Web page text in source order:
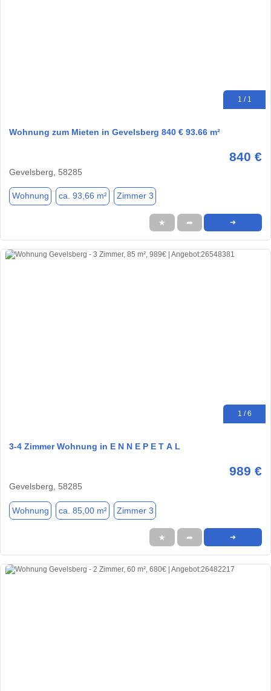
1 / 1
Wohnung zum Mieten in Gevelsberg 840 € 93.66 m²
840 €
Gevelsberg, 58285
Wohnung ca. 93,66 m² Zimmer 3
★ ➦ ➜
1 / 6
3-4 Zimmer Wohnung in E N N E P E T A L
989 €
Gevelsberg, 58285
Wohnung ca. 85,00 m² Zimmer 3
★ ➦ ➜